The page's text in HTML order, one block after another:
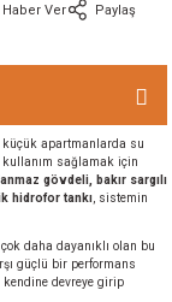
Haber Ver Paylaş
küçük apartmanlarda su
kullanım sağlamak için
gövdeli, bakır sargılı
hidrofor tankı , sistemin
daha dayanıklı olan bu
güçlü bir performans
devreye girip